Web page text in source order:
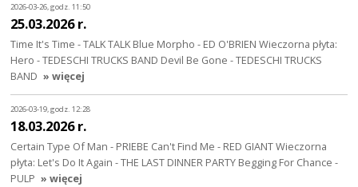
2026-03-26, godz. 11:50
25.03.2026 r.
Time It's Time - TALK TALK Blue Morpho - ED O'BRIEN Wieczorna płyta:
Hero - TEDESCHI TRUCKS BAND Devil Be Gone - TEDESCHI TRUCKS
BAND » więcej
2026-03-19, godz. 12:28
18.03.2026 r.
Certain Type Of Man - PRIEBE Can't Find Me - RED GIANT Wieczorna
płyta: Let's Do It Again - THE LAST DINNER PARTY Begging For Chance -
PULP » więcej